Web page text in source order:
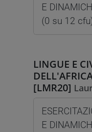
E
(0 su 12
LINGUE E
[LMR20]
E